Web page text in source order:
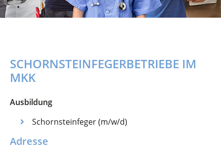
SCHORNSTEINFEGERBETRIEBE IM
MKK
Ausbildung
Schornsteinfeger (m/w/d)
Adresse